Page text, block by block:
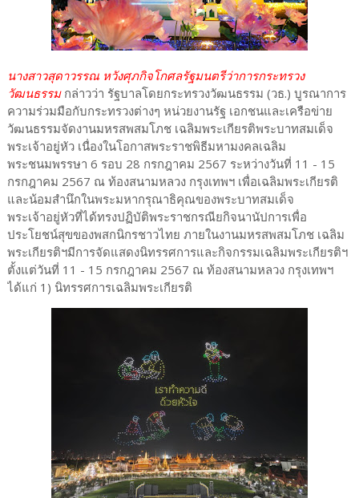
นางสาวสุดาวรรณ หวังศุภกิจโกศลรัฐมนตรีว่าการกระทรวง
วัฒนธรรม กล่าวว่า รัฐบาลโดยกระทรวงวัฒนธรรม (วธ.) บูรณาการ
ความร่วมมือกับกระทรวงต่างๆ หน่วยงานรัฐ เอกชนและเครือข่าย
วัฒนธรรมจัดงานมหรสพสมโภช เฉลิมพระเกียรติพระบาทสมเด็จ
พระเจ้าอยู่หัว เนื่องในโอกาสพระราชพิธีมหามงคลเฉลิม
พระชนมพรรษา 6 รอบ 28 กรกฎาคม 2567 ระหว่างวันที่ 11 - 15
กรกฎาคม 2567 ณ ท้องสนามหลวง กรุงเทพฯ เพื่อเฉลิมพระเกียรติ
และน้อมสำนึกในพระมหากรุณาธิคุณของพระบาทสมเด็จ
พระเจ้าอยู่หัวที่ได้ทรงปฏิบัติพระราชกรณียกิจนานัปการเพื่อ
ประโยชน์สุขของพสกนิกรชาวไทย ภายในงานมหรสพสมโภช เฉลิม
พระเกียรติฯมีการจัดแสดงนิทรรศการและกิจกรรมเฉลิมพระเกียรติฯ
ตั้งแต่วันที่ 11 - 15 กรกฎาคม 2567 ณ ท้องสนามหลวง กรุงเทพฯ
ได้แก่ 1) นิทรรศการเฉลิมพระเกียรติ